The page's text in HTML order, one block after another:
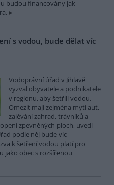
budou financovány jak
s vodou, bude dělat víc
Vodoprávní úřad v Jihlavě
vyzval obyvatele a podnikatele
v regionu, aby šetřili vodou.
Omezit mají zejména mytí aut,
zalévání zahrad, trávníků a
zpevněných ploch, uvedl
podle něj bude víc
k šetření vodou platí pro
jako obec s rozšířenou